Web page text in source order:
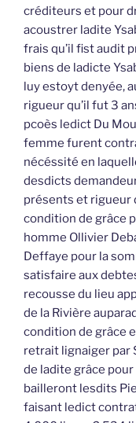
créditeurs et pour
acoustrer ladite
frais qu’il fist audit
biens de ladicte
luy estoyt denyée,
rigueur qu’il fut 3
pcoès ledict Du
femme furent
nécéssité en
desdicts
présents et rigueur
condition de grâce
homme Ollivier
Deffaye pour la
satisfaire aux
recousse du lieu
de la Rivière
condition de grâce
retrait lignaiger par
de ladite grâce
bailleront lesdits
faisant ledict